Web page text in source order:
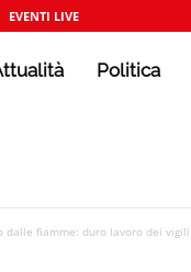
EVENTI LIVE
Politica
dalle fiamme: duro lavoro dei